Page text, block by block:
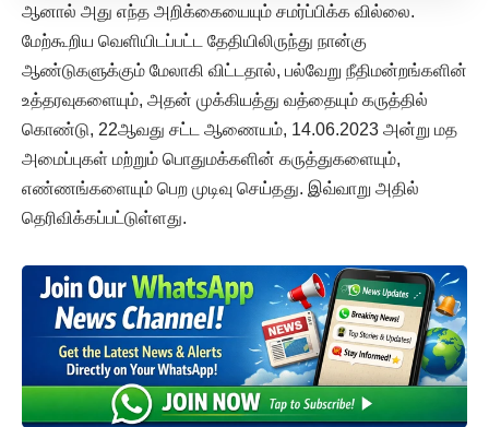
ஆனால் அது எந்த அறிக்கையையும் சமர்ப்பிக்க வில்லை.
மேற்கூறிய வெளியிடப்பட்ட தேதியிலிருந்து நான்கு
ஆண்டுகளுக்கும் மேலாகி விட்டதால், பல்வேறு நீதிமன்றங்களின்
உத்தரவுகளையும், அதன் முக்கியத்து வத்தையும் கருத்தில்
கொண்டு, 22ஆவது சட்ட ஆணையம், 14.06.2023 அன்று மத
அமைப்புகள் மற்றும் பொதுமக்களின் கருத்துகளையும்,
எண்ணங்களையும் பெற முடிவு செய்தது. இவ்வாறு அதில்
தெரிவிக்கப்பட்டுள்ளது.